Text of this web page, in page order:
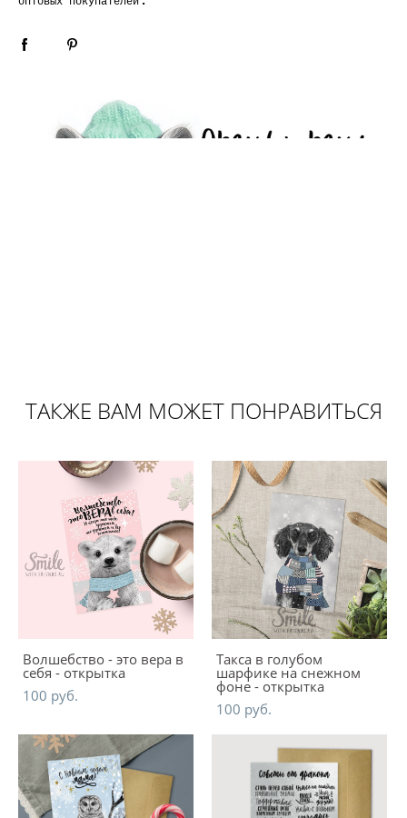
ТАКЖЕ ВАМ МОЖЕТ ПОНРАВИТЬСЯ
Волшебство - это вера в
себя - открытка
100 pуб.
Такса в голубом
шарфике на снежном
фоне - открытка
100 pуб.